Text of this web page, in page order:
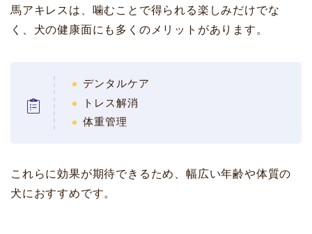
馬アキレスは、噛むことで得られる楽しみだけでな
く、犬の健康面にも多くのメリットがあります。
デンタルケア
トレス解消
体重管理
これらに効果が期待できるため、幅広い年齢や体質の
犬におすすめです。